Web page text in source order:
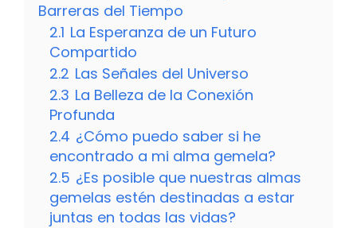
Barreras del Tiempo
2.1 La Esperanza de un Futuro
Compartido
2.2 Las Señales del Universo
2.3 La Belleza de la Conexión
Profunda
2.4 ¿Cómo puedo saber si he
encontrado a mi alma gemela?
2.5 ¿Es posible que nuestras almas
gemelas estén destinadas a estar
juntas en todas las vidas?